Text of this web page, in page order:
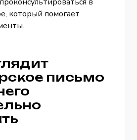
который помогает
письмо